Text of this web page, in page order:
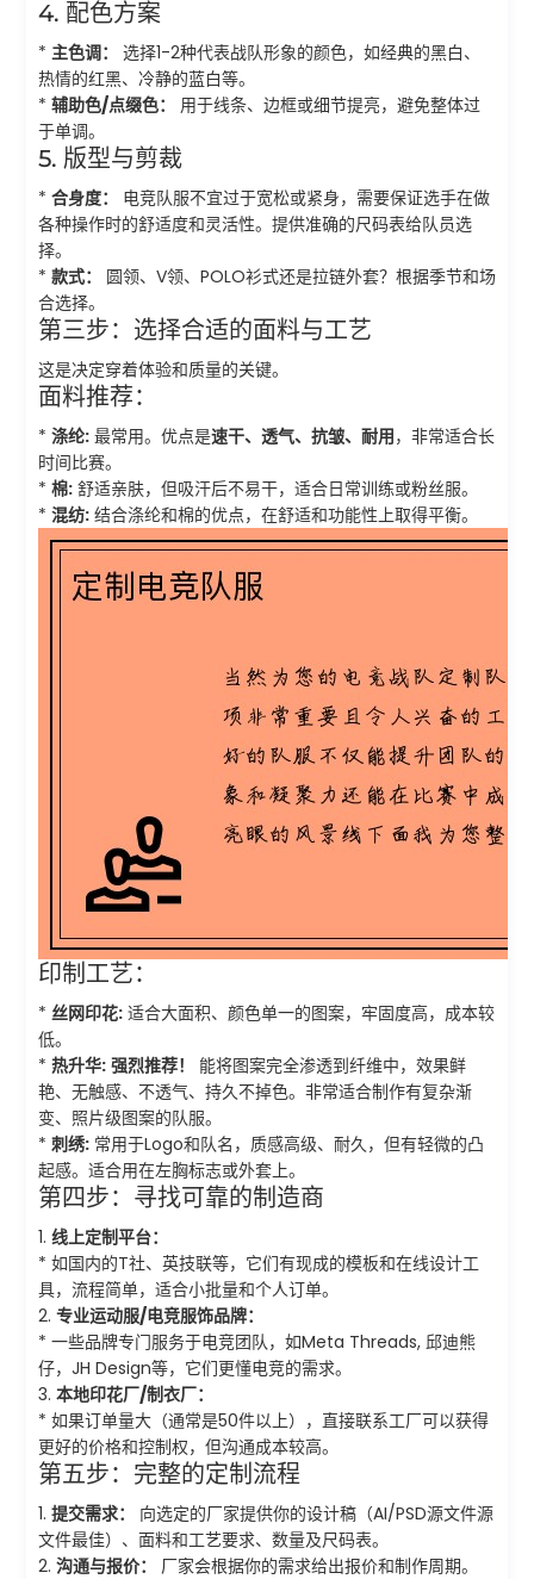
4. 配色方案
* 主色调：
选择1-2种代表战队形象的颜色，如经典的黑白、
热情的红黑、冷静的蓝白等。
* 辅助色/点缀色：
用于线条、边框或细节提亮，避免整体过
于单调。
5. 版型与剪裁
* 合身度：
电竞队服不宜过于宽松或紧身，需要保证选手在做
各种操作时的舒适度和灵活性。提供准确的尺码表给队员选
择。
* 款式：
圆领、V领、POLO衫式还是拉链外套？根据季节和场
合选择。
第三步：选择合适的面料与工艺
这是决定穿着体验和质量的关键。
面料推荐：
* 涤纶: 最常用。优点是速干、透气、抗皱、耐用，非常适合长
时间比赛。
* 棉: 舒适亲肤，但吸汗后不易干，适合日常训练或粉丝服。
* 混纺: 结合涤纶和棉的优点，在舒适和功能性上取得平衡。
印制工艺：
* 丝网印花: 适合大面积、颜色单一的图案，牢固度高，成本较
低。
* 热升华: 强烈推荐！
能将图案完全渗透到纤维中，效果鲜
艳、无触感、不透气、持久不掉色。非常适合制作有复杂渐
变、照片级图案的队服。
* 刺绣: 常用于Logo和队名，质感高级、耐久，但有轻微的凸
起感。适合用在左胸标志或外套上。
第四步：寻找可靠的制造商
1. 线上定制平台：
* 如国内的T社、英技联等，它们有现成的模板和在线设计工
具，流程简单，适合小批量和个人订单。
2. 专业运动服/电竞服饰品牌：
* 一些品牌专门服务于电竞团队，如Meta Threads, 邱迪熊
仔，JH Design等，它们更懂电竞的需求。
3. 本地印花厂/制衣厂：
* 如果订单量大（通常是50件以上），直接联系工厂可以获得
更好的价格和控制权，但沟通成本较高。
第五步：完整的定制流程
1. 提交需求：
向选定的厂家提供你的设计稿（AI/PSD源文件源
文件最佳）、面料和工艺要求、数量及尺码表。
2. 沟通与报价：
厂家会根据你的需求给出报价和制作周期。